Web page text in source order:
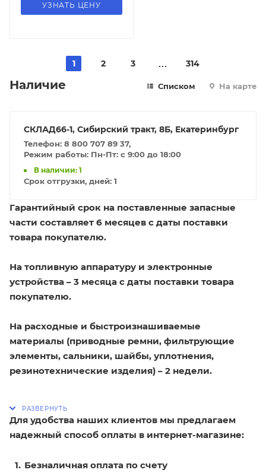
УЗНАТЬ ЦЕНУ
1 2 3 314
Наличие Списком На карте
СКЛАД66-1, Сибирский тракт, 8Б, Екатеринбург
Телефон: 8 800 707 89 37,
Режим работы: Пн-Пт: с 9:00 до 18:00
В наличии: 1
Срок отгрузки, дней: 1
Гарантийный срок на поставленные запасные
части составляет 6 месяцев с даты поставки
товара покупателю.
На топливную аппаратуру и электронные
устройства – 3 месяца с даты поставки товара
покупателю.
На расходные и быстроизнашиваемые
материалы (приводные ремни, фильтрующие
элементы, сальники, шайбы, уплотнения,
резинотехнические изделия) – 2 недели.
Для удобства наших клиентов мы предлагаем
надежный способ оплаты в интернет-магазине:
Безналичная оплата по счету